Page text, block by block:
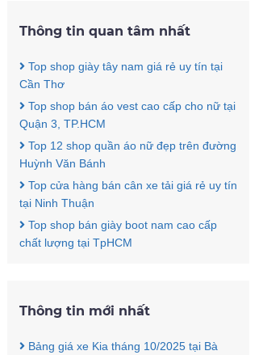
Thông tin quan tâm nhất
Top shop giày tây nam giá rẻ uy tín tại
Cần Thơ
Top shop bán áo vest cao cấp cho nữ tại
Quận 3, TP.HCM
Top 12 shop quần áo nữ đẹp trên đường
Huỳnh Văn Bánh
Top cửa hàng bán cân xe tải giá rẻ uy tín
tại Ninh Thuận
Top shop bán giày boot nam cao cấp
chất lượng tại TpHCM
Thông tin mới nhất
Bảng giá xe Kia tháng 10/2025 tại Bà